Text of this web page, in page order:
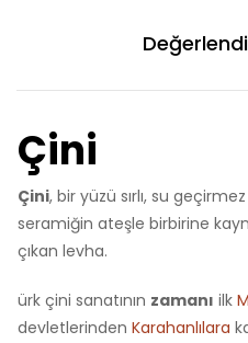
Çini
Çini, bir yüzü sırlı, su
seramiğin ateşle birbirine
çıkan levha.
ürk çini sanatının zamanı ilk
devletlerinden Karahanlılara